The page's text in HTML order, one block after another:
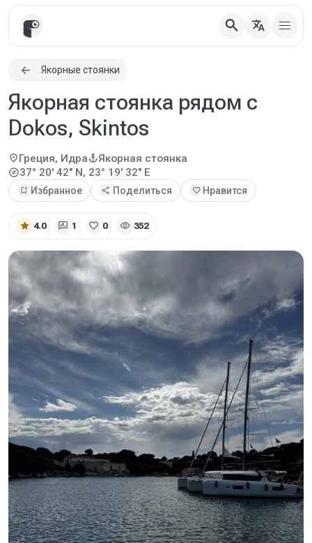
search translate
Якорные стоянки
Якорная стоянка рядом с
Dokos, Skintos
location_onГреция, ИдраanchorЯкорная стоянка
explore37° 20' 42" N, 23° 19' 32" E
bookmark_add Избранное share Поделиться favorite Нравится
star 4.0 rate_review 1 favorite 0 visibility 352